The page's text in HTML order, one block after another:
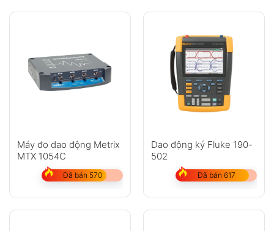
Máy đo dao động Metrix
MTX 1054C
Đã bán 570
Dao động ký Fluke 190-
502
Đã bán 617